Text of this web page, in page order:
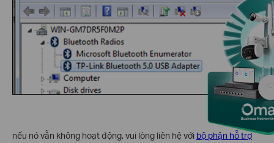
nếu nó vẫn không hoạt động, vui lòng liên hệ với bộ phận hỗ trợ